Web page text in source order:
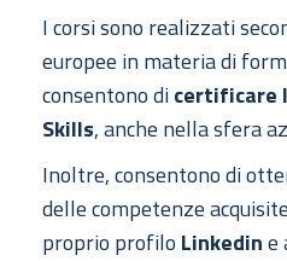
I corsi sono realizzati
europee in materia di
consentono dicertificare
Skills, anche nella sfera
Inoltre, consentono di
delle competenze
proprio profilo Linkedine